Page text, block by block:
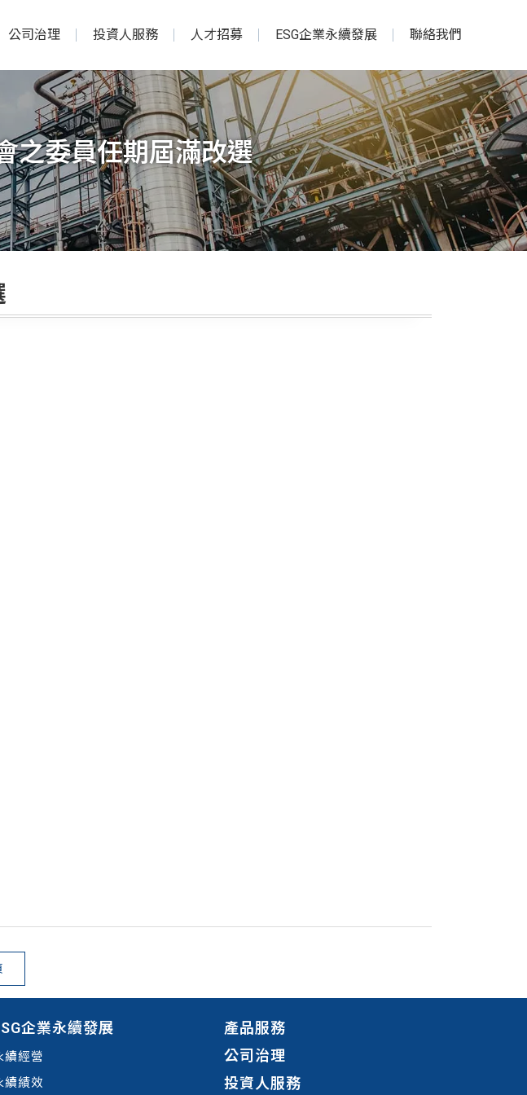
公司治理 投資人服務 人才招募 ESG企業永續發展 聯絡我們
之委員任期屆滿改選
企業永續發展
續經營
續績效
產品服務
公司治理
投資人服務